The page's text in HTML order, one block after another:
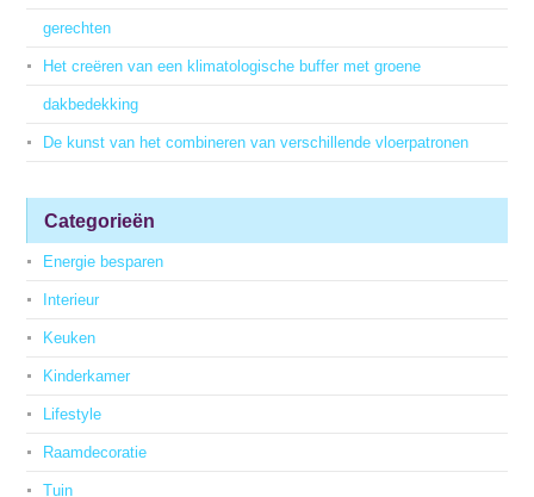
gerechten
Het creëren van een klimatologische buffer met groene
dakbedekking
De kunst van het combineren van verschillende vloerpatronen
Categorieën
Energie besparen
Interieur
Keuken
Kinderkamer
Lifestyle
Raamdecoratie
Tuin